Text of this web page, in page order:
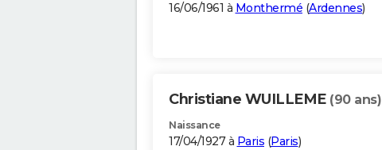
16/06/1961 à Monthermé (Ardennes)
Christiane WUILLEME (90 ans)
Naissance
17/04/1927 à Paris (Paris)